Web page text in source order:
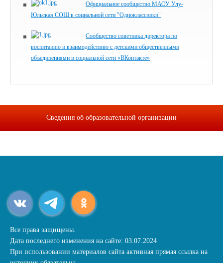
Официальное сообщество МАОУ Улу-
Юльская СОШ в социальной сети "Одноклассники"
Сообщество советника директора по
воспитанию и взаимодействию с детскими общественными
объединениями в социальной сети «ВКонтакте»
Сведения об образовательной организации
Все права защищены.
Дата последнего изменения на сайте: 03.07.2024
При использовании материалов сайта активная прямая ссылка на